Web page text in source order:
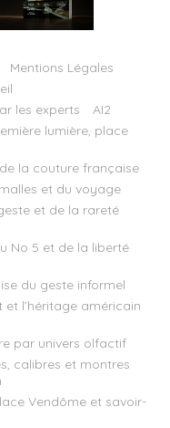
Mentions Légales
les experts
AI2
lumière, place
la couture française
et du voyage
et de la rareté
No 5 et de la liberté
du geste informel
l’héritage américain
par univers olfactif
calibres et montres
Vendôme et savoir-